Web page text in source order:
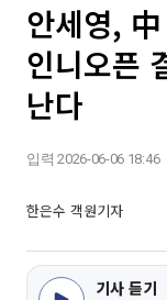
안세영,
인니오픈
난다
입력 2026-06-06 18:46
한은수 객원기자
기사 듣기